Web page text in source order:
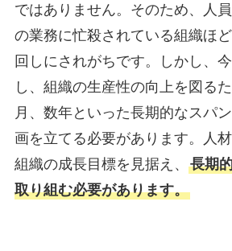
ではありません。そのため、人
の業務に忙殺されている組織ほ
回しにされがちです。しかし、
し、組織の生産性の向上を図る
月、数年といった長期的なスパ
画を立てる必要があります。人
組織の成長目標を見据え、 長期
取り組む必要があります。